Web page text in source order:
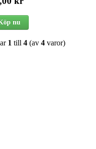
nu
1 till 4 (av 4 varor)